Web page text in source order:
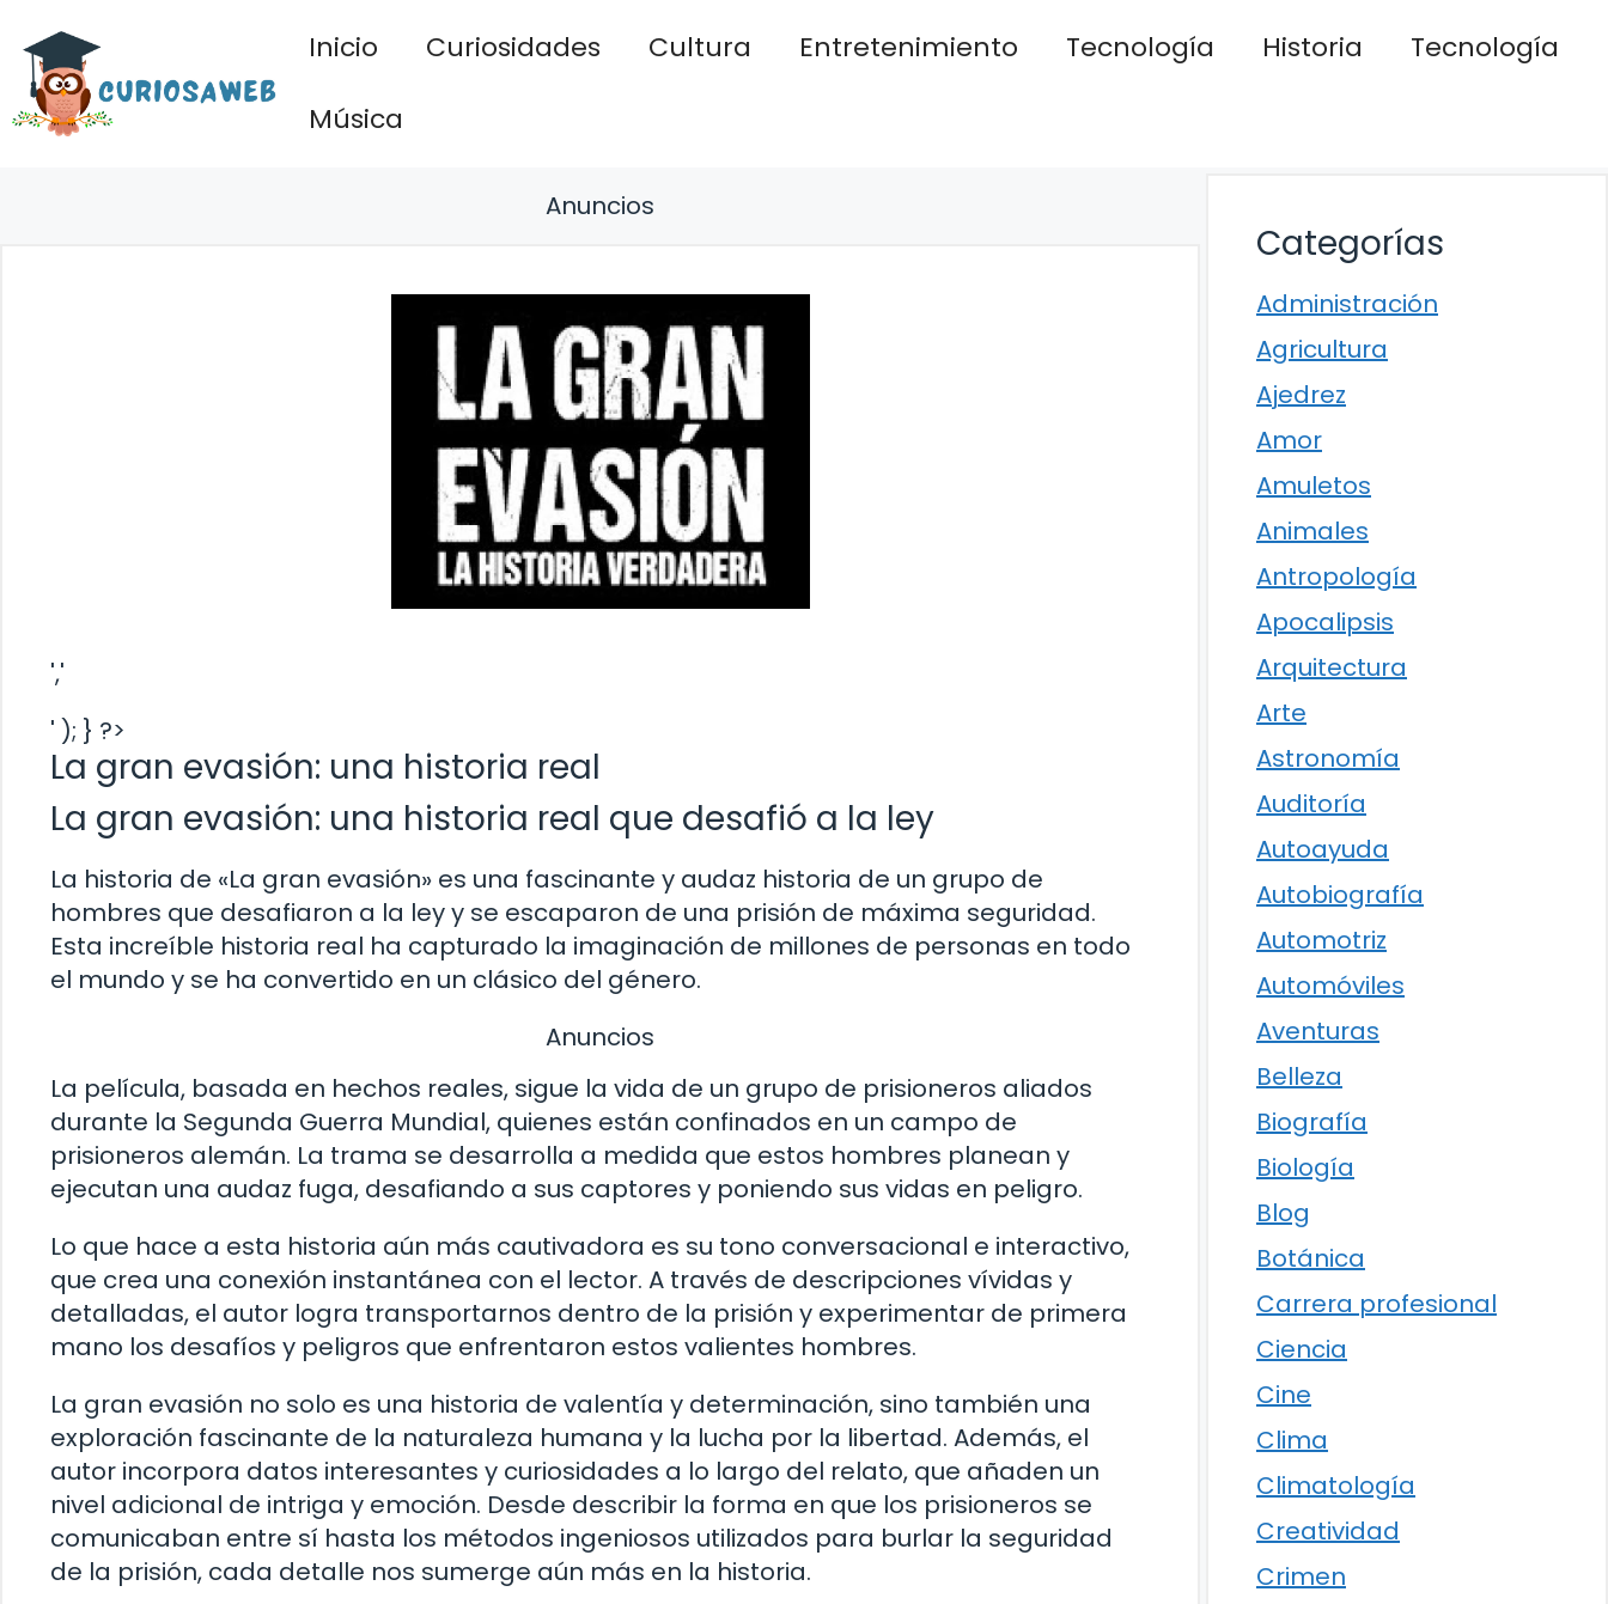
contenido
Inicio Curiosidades Cultura Entretenimiento Tecnología Historia
Tecnología
Música
Anuncios
','
' ); } ?>
La gran evasión: una historia real
La gran evasión: una historia real que desafió a la ley
La historia de «La gran evasión» es una fascinante y audaz historia de un grupo de
hombres que desafiaron a la ley y se escaparon de una prisión de máxima seguridad.
Esta increíble historia real ha capturado la imaginación de millones de personas en todo
el mundo y se ha convertido en un clásico del género.
Anuncios
La película, basada en hechos reales, sigue la vida de un grupo de prisioneros aliados
durante la Segunda Guerra Mundial, quienes están confinados en un campo de
prisioneros alemán. La trama se desarrolla a medida que estos hombres planean y
ejecutan una audaz fuga, desafiando a sus captores y poniendo sus vidas en peligro.
Lo que hace a esta historia aún más cautivadora es su tono conversacional e interactivo,
que crea una conexión instantánea con el lector. A través de descripciones vívidas y
detalladas, el autor logra transportarnos dentro de la prisión y experimentar de primera
mano los desafíos y peligros que enfrentaron estos valientes hombres.
La gran evasión no solo es una historia de valentía y determinación, sino también una
exploración fascinante de la naturaleza humana y la lucha por la libertad. Además, el
autor incorpora datos interesantes y curiosidades a lo largo del relato, que añaden un
nivel adicional de intriga y emoción. Desde describir la forma en que los prisioneros se
comunicaban entre sí hasta los métodos ingeniosos utilizados para burlar la seguridad
de la prisión, cada detalle nos sumerge aún más en la historia.
Categorías
Administración
Agricultura
Ajedrez
Amor
Amuletos
Animales
Antropología
Apocalipsis
Arquitectura
Arte
Astronomía
Auditoría
Autoayuda
Autobiografía
Automotriz
Automóviles
Aventuras
Belleza
Biografía
Biología
Blog
Botánica
Carrera profesional
Ciencia
Cine
Clima
Climatología
Creatividad
Crimen